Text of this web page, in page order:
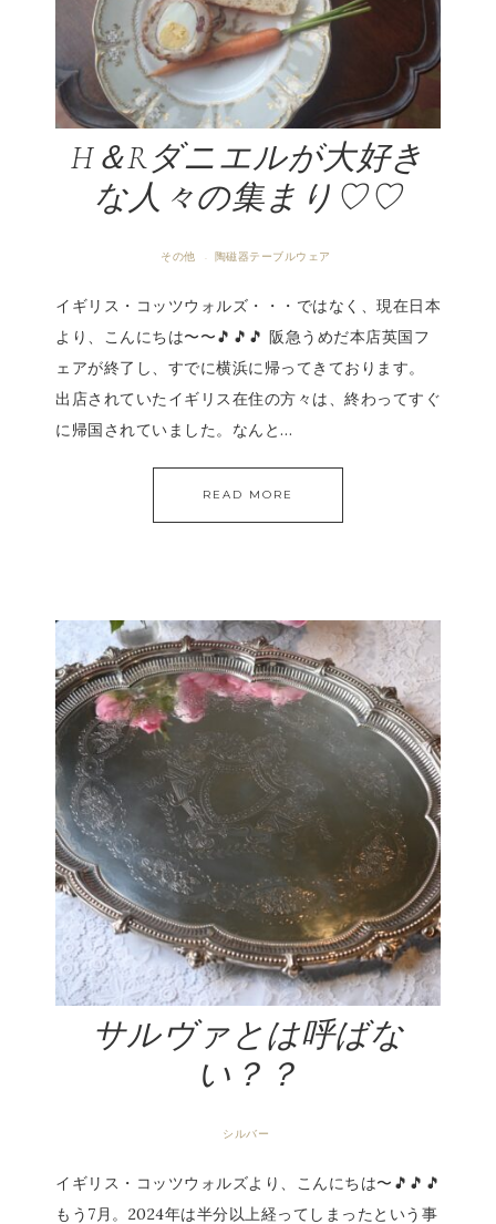
H＆Rダニエルが大好き
な人々の集まり♡♡
その他 · 陶磁器テーブルウェア
イギリス・コッツウォルズ・・・ではなく、現在日本
より、こんにちは〜〜🎵🎵🎵 阪急うめだ本店英国フ
ェアが終了し、すでに横浜に帰ってきております。
出店されていたイギリス在住の方々は、終わってすぐ
に帰国されていました。なんと…
READ MORE
サルヴァとは呼ばな
い？？
シルバー
イギリス・コッツウォルズより、こんにちは〜🎵🎵🎵
もう7月。2024年は半分以上経ってしまったという事